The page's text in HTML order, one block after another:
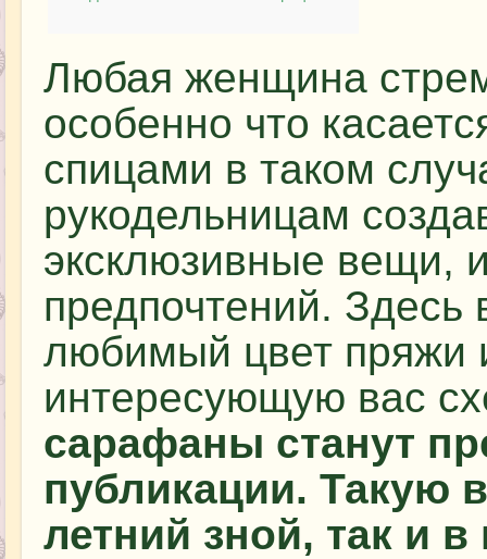
Любая женщина
особенно что
спицами в таком
рукодельницам
эксклюзивные вещи,
предпочтений.
любимый цвет пряжи
интересующую вас
сарафаны станут
публикации. Такую
летний зной, так и